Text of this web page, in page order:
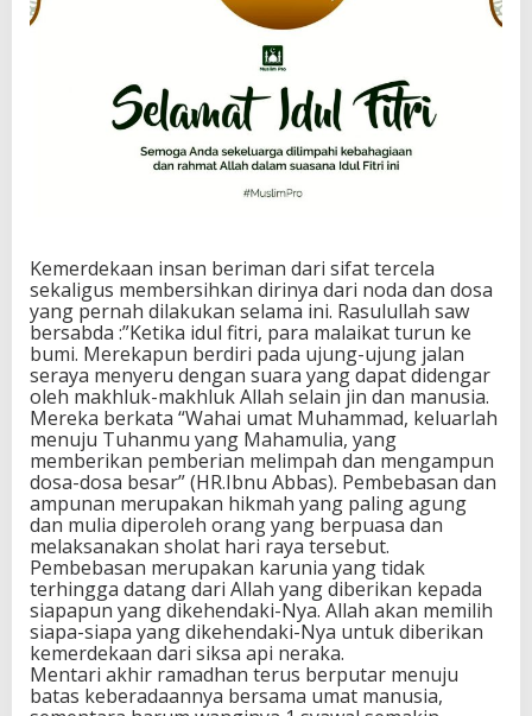
Kemerdekaan insan beriman dari sifat tercela
sekaligus membersihkan dirinya dari noda dan dosa
yang pernah dilakukan selama ini. Rasulullah saw
bersabda :”Ketika idul fitri, para malaikat turun ke
bumi. Merekapun berdiri pada ujung-ujung jalan
seraya menyeru dengan suara yang dapat didengar
oleh makhluk-makhluk Allah selain jin dan manusia.
Mereka berkata “Wahai umat Muhammad, keluarlah
menuju Tuhanmu yang Mahamulia, yang
memberikan pemberian melimpah dan mengampun
dosa-dosa besar” (HR.Ibnu Abbas). Pembebasan dan
ampunan merupakan hikmah yang paling agung
dan mulia diperoleh orang yang berpuasa dan
melaksanakan sholat hari raya tersebut.
Pembebasan merupakan karunia yang tidak
terhingga datang dari Allah yang diberikan kepada
siapapun yang dikehendaki-Nya. Allah akan memilih
siapa-siapa yang dikehendaki-Nya untuk diberikan
kemerdekaan dari siksa api neraka.
Mentari akhir ramadhan terus berputar menuju
batas keberadaannya bersama umat manusia,